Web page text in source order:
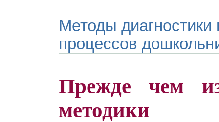
Методы диагностики
процессов
Прежде чем
методики